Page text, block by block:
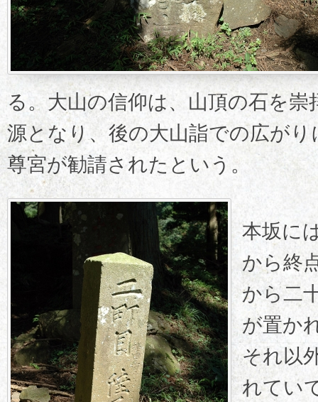
る。大山の信仰は、山頂の石を崇
源となり、後の大山詣での広が
尊宮が勧請されたという。
本坂に
から終
から二
が置か
それ以
れてい